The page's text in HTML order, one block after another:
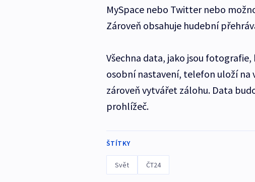
MySpace nebo Twitter nebo
Zároveň obsahuje hudební
Všechna data, jako jsou
osobní nastavení, telefon uloží na
zároveň vytvářet zálohu. Data
prohlížeč.
ŠTÍTKY
Svět ČT24